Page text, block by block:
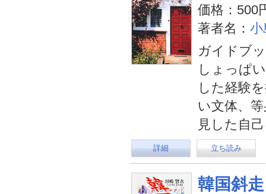
価格：500
著者名： 小
ガイドブ
しょっぱ
した経験
い文体、
見した自
詳細 立ち読み
韓国斜走